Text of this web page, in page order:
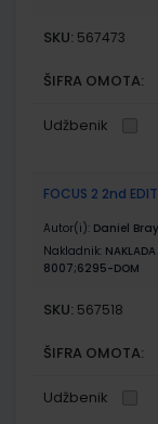
SKU: 567473
ŠIFRA OMOTA:
Udžbenik
FOCUS 2 2nd
Autor(i): Daniel
Nakladnik:
8007;6295-DOM
SKU: 567518
ŠIFRA OMOTA:
Udžbenik